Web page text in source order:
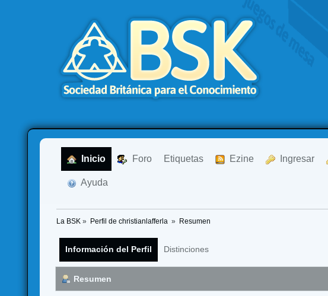
Inicio Foro Etiquetas Ezine Ingresar
Ayuda
La BSK » Perfil de christianlafferla » Resumen
Información del Perfil Distinciones
Resumen